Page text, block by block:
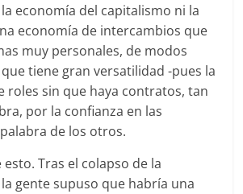
economía del capitalismo ni la
economía de intercambios que
muy personales, de modos
tiene gran versatilidad -pues la
roles sin que haya contratos, tan
por la confianza en las
de los otros.
Tras el colapso de la
gente supuso que habría una